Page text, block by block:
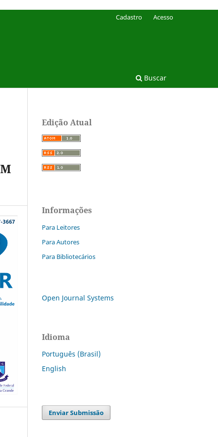
Buscar
Cadastro Acesso
Edição Atual
Informações
Para Leitores
Para Autores
Para Bibliotecários
Open Journal Systems
Idioma
Português (Brasil)
English
Enviar Submissão